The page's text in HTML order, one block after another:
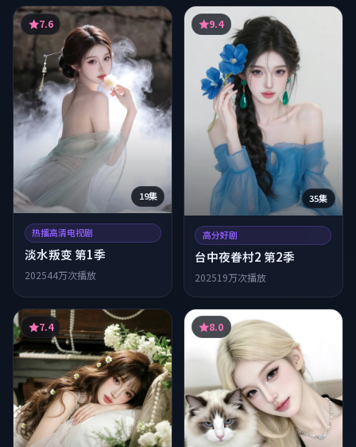
19集
7.6
热播高清电视剧
淡水叛变 第1季
202544万次播放
35集
9.4
高分好剧
台中夜眷村2 第2季
202519万次播放
7.4 8.0